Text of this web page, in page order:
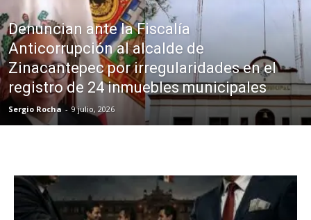
Denuncian ante la Fiscalía
Anticorrupción al alcalde de
Zinacantepec por irregularidades en el
registro de 24 inmuebles municipales
Sergio Rocha - 9 julio, 2026